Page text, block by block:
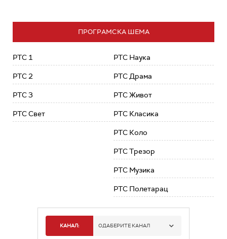
ПРОГРАМСКА ШЕМА
РТС 1
РТС 2
РТС 3
РТС Свет
РТС Наука
РТС Драма
РТС Живот
РТС Класика
РТС Коло
РТС Трезор
РТС Музика
РТС Полетарац
КАНАЛ: ОДАБЕРИТЕ КАНАЛ